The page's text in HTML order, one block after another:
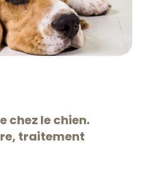
chez le chien.
traitement